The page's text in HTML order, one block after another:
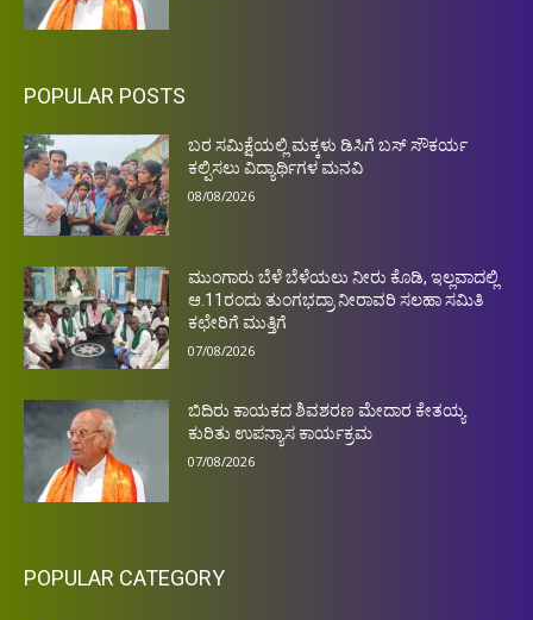
POPULAR POSTS
ಬರ ಸಮಿಕ್ಷೆಯಲ್ಲಿ ಮಕ್ಕಳು ಡಿಸಿಗೆ ಬಸ್ ಸೌಕರ್ಯ
ಕಲ್ಪಿಸಲು ವಿದ್ಯಾರ್ಥಿಗಳ ಮನವಿ
08/08/2026
ಮುಂಗಾರು ಬೆಳೆ ಬೆಳೆಯಲು ನೀರು ಕೊಡಿ, ಇಲ್ಲವಾದಲ್ಲಿ
ಆ.11ರಂದು ತುಂಗಭದ್ರಾ ನೀರಾವರಿ ಸಲಹಾ ಸಮಿತಿ
ಕಛೇರಿಗೆ ಮುತ್ತಿಗೆ
07/08/2026
ಬಿದಿರು ಕಾಯಕದ ಶಿವಶರಣ ಮೇದಾರ ಕೇತಯ್ಯ
ಕುರಿತು ಉಪನ್ಯಾಸ ಕಾರ್ಯಕ್ರಮ
07/08/2026
POPULAR CATEGORY